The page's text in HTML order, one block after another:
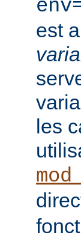
est
les